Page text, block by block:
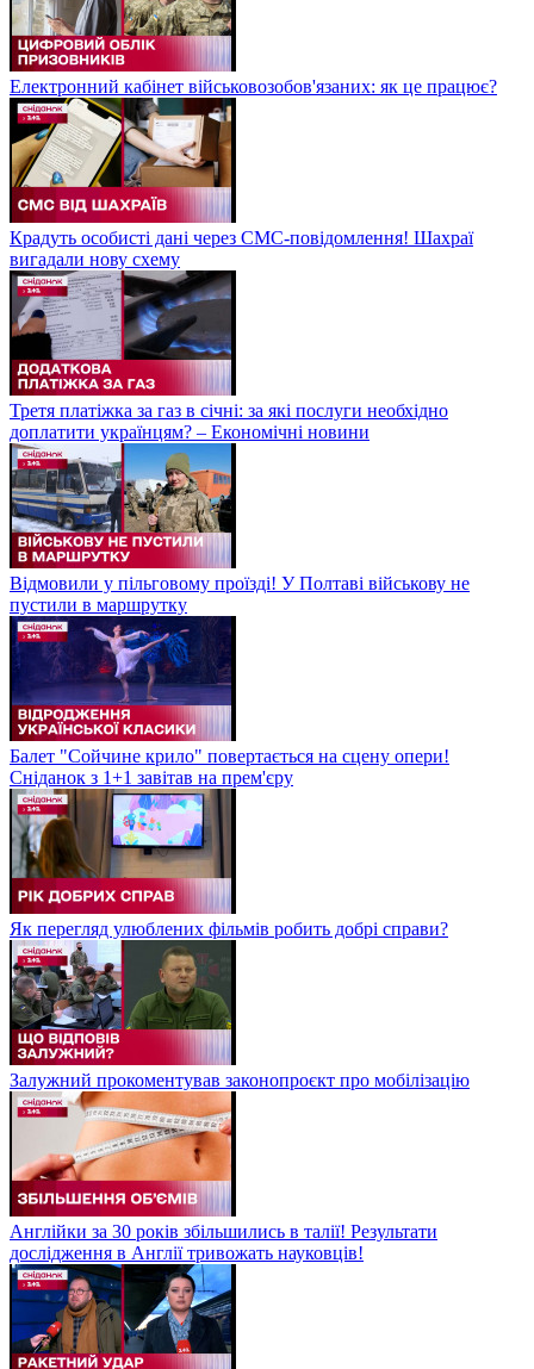
Електронний кабінет військовозобов'язаних: як це працює?
Крадуть особисті дані через СМС-повідомлення! Шахраї
вигадали нову схему
Третя платіжка за газ в січні: за які послуги необхідно
доплатити українцям? – Економічні новини
Відмовили у пільговому проїзді! У Полтаві військову не
пустили в маршрутку
Балет "Сойчине крило" повертається на сцену опери!
Сніданок з 1+1 завітав на прем'єру
Як перегляд улюблених фільмів робить добрі справи?
Залужний прокоментував законопроєкт про мобілізацію
Англійки за 30 років збільшились в талії! Результати
дослідження в Англії тривожать науковців!